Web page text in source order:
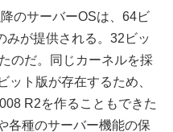
のサーバーOSは、64ビ
みが提供される。32ビッ
のだ。同じカーネルを採
ット版が存在するため、
R2を作ることもできた
各種のサーバー機能の保